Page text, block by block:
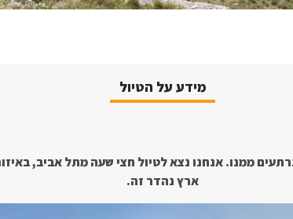
מידע על הטיול
ממנו. אנחנו נצא לטיול חצי שעה מתל אביב,
ארץ נהדר זה.